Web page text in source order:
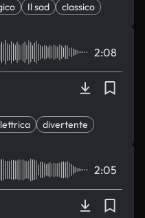
Il sad classico
2:08
divertente
2:05